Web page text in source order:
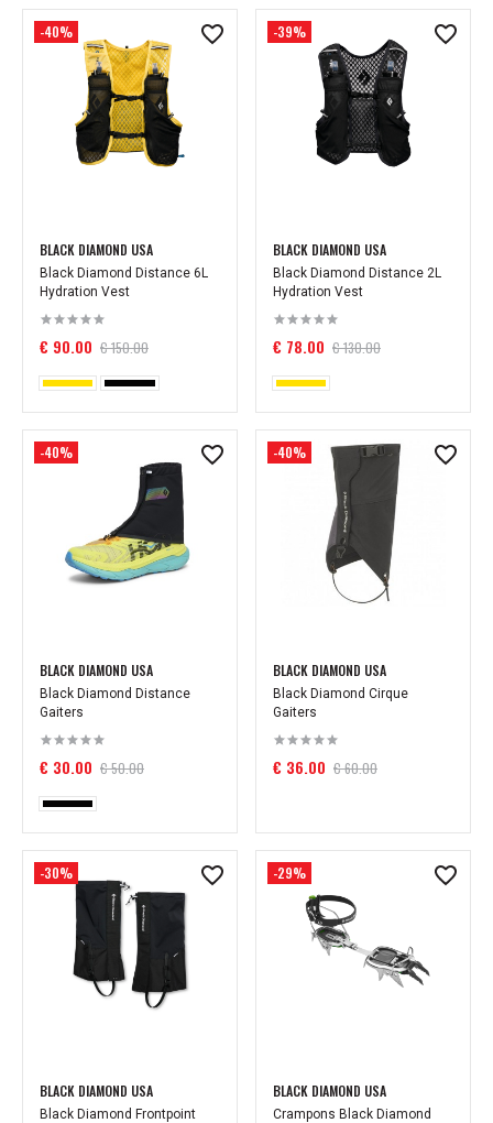
-40%
BLACK DIAMOND USA
Black Diamond Distance 6L
Hydration Vest
€ 90.00 € 150.00
-39%
BLACK DIAMOND USA
Black Diamond Distance 2L
Hydration Vest
€ 78.00 € 130.00
-40%
BLACK DIAMOND USA
Black Diamond Distance
Gaiters
€ 30.00 € 50.00
-40%
BLACK DIAMOND USA
Black Diamond Cirque
Gaiters
€ 36.00 € 60.00
-30%
BLACK DIAMOND USA
Black Diamond Frontpoint
-29%
BLACK DIAMOND USA
Crampons Black Diamond